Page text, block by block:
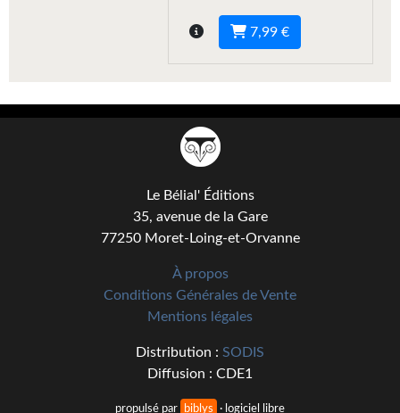
BIFROST
7,99 €
Le Bélial' Éditions
35, avenue de la Gare
77250 Moret-Loing-et-Orvanne
À propos
Conditions Générales de Vente
Mentions légales
Distribution : SODIS
Diffusion : CDE1
propulsé par biblys · logiciel libre